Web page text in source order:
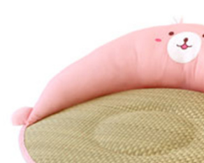
北海道・沖縄のお客様には一部送料のご負担をお願いい
部除外品があります。